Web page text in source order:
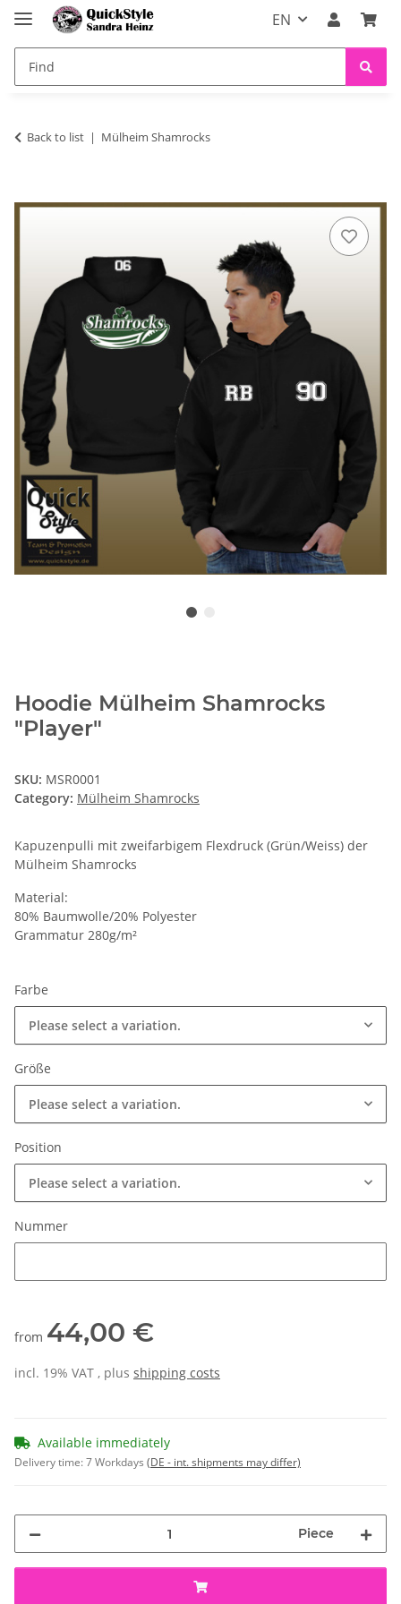
EN
Back to list Mülheim Shamrocks
Hoodie Mülheim Shamrocks
"Player"
SKU: MSR0001
Category: Mülheim Shamrocks
Kapuzenpulli mit zweifarbigem Flexdruck (Grün/Weiss) der
Mülheim Shamrocks
Material:
80% Baumwolle/20% Polyester
Grammatur 280g/m²
Farbe
Please select a variation.
Größe
Please select a variation.
Position
Please select a variation.
Nummer
from 44,00 €
incl. 19% VAT , plus shipping costs
Available immediately
Delivery time:7 Workdays (DE - int. shipments may differ)
Piece